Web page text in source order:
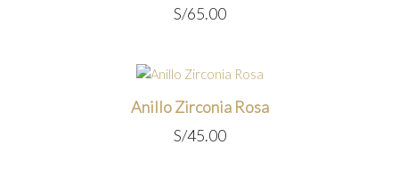
S/65.00
Anillo Zirconia Rosa
S/45.00